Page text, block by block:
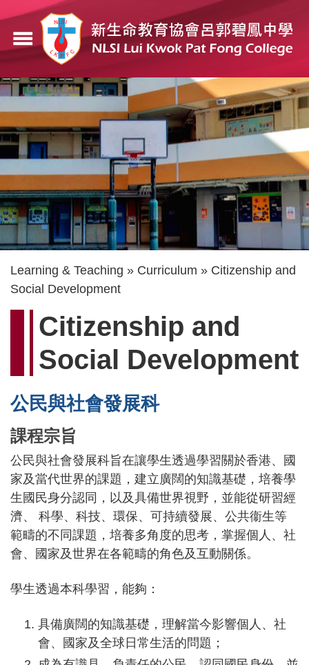
main
content
menu
Breadcrumb
Learning & Teaching Curriculum
Citizenship and
Social Development
Citizenship and
Social Development
公民與社會發展科
課程宗旨
公民與社會發展科旨在讓學生透過學習關於香港、國
家及當代世界的課題，建立廣闊的知識基礎，培養學
生國民身分認同，以及具備世界視野，並能從研習經
濟、 科學、科技、環保、可持續發展、公共衞生等
範疇的不同課題，培養多角度的思考，掌握個人、社
會、國家及世界在各範疇的角色及互動關係。
學生透過本科學習，能夠：
具備廣闊的知識基礎，理解當今影響個人、社
會、國家及全球日常生活的問題；